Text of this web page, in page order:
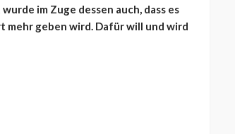
im Zuge dessen auch, dass es
geben wird. Dafür will und wird